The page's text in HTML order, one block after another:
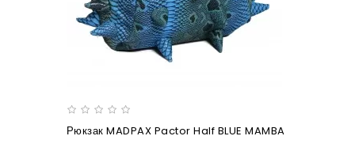
Рюкзак MADPAX Pactor Half BLUE MAMBA